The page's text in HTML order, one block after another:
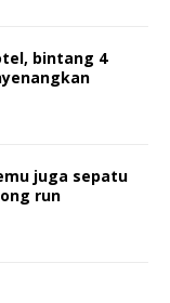
bintang 4
juga sepatu
run